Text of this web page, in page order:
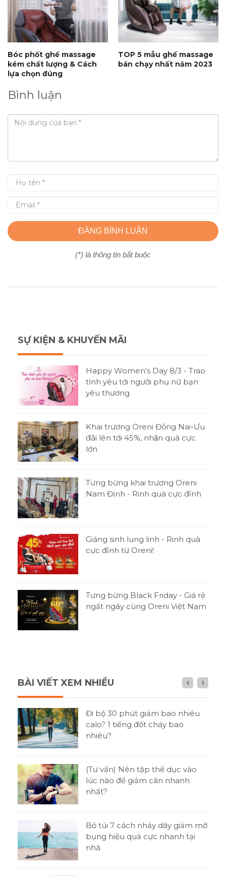
Bóc phốt ghế massage
kém chất lượng & Cách
lựa chọn đúng
TOP 5 mẫu ghế massage
bán chạy nhất năm 2023
Bình luận
ĐĂNG BÌNH LUẬN
(*) là thông tin bắt buộc
SỰ KIỆN & KHUYẾN MÃI
Happy Women's Day 8/3 - Trao
tình yêu tới người phụ nữ bạn
yêu thương
Khai trương Oreni Đồng Nai-Ưu
đãi lên tới 45%, nhận quà cực
lớn
Tưng bừng khai trương Oreni
Nam Định - Rinh quà cực đỉnh
Giáng sinh lung linh - Rinh quà
cực đỉnh từ Oreni!
Tưng bừng Black Friday - Giá rẻ
ngất ngây cùng Oreni Việt Nam
BÀI VIẾT XEM NHIỀU
Đi bộ 30 phút giảm bao nhiêu
calo? 1 tiếng đốt cháy bao
nhiêu?
(Tư vấn) Nên tập thể dục vào
lúc nào để giảm cân nhanh
nhất?
Bỏ túi 7 cách nhảy dây giảm mỡ
bụng hiệu quả cực nhanh tại
nhà